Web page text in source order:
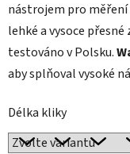
nástrojem pro měření
lehké a vysoce
testováno v Polsku.
aby splňoval vysoké
Délka kliky